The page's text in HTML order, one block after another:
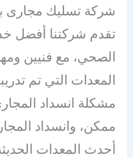
شركة تسليك مجارى
تقدم شركتنا أفضل
الصحي، مع فنيين
المعدات التي تم
مشكلة انسداد
ممكن، وانسداد
أحدث المعدات